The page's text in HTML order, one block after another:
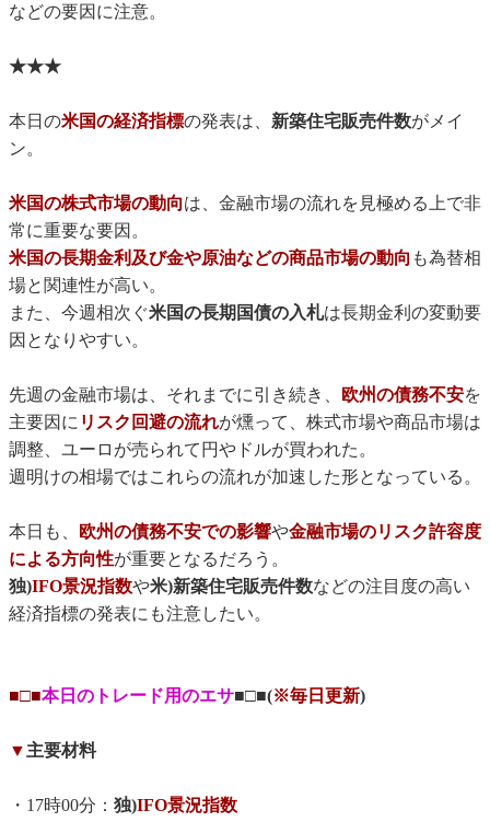
などの要因に注意。
★★★
本日の米国の経済指標の発表は、 新築住宅販売件数がメイ
ン。
米国の株式市場の動向は、金融市場の流れを見極める上で非
常に重要な要因。
米国の長期金利及び金や原油などの商品市場の動向 も為替相
場と関連性が高い。
また、今週相次ぐ米国の長期国債の入札は長期金利の変動要
因となりやすい。
先週の金融市場は、それまでに引き続き、 欧州の債務不安を
主要因に リスク回避の流れが燻って、株式市場や商品市場は
調整、ユーロが売られて円やドルが買われた。
週明けの相場ではこれらの流れが加速した形となっている。
本日も、 欧州の債務不安での影響や金融市場のリスク許容度
による方向性が重要となるだろう。
独)IFO景況指数や米)新築住宅販売件数などの注目度の高い
経済指標の発表にも注意したい。
■□■本日のトレード用のエサ■□■(※毎日更新)
▼主要材料
・17時00分： 独)IFO景況指数